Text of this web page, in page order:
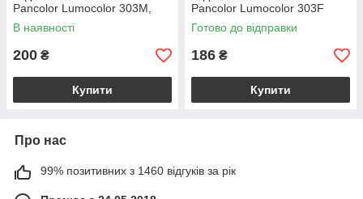
Pancolor Lumocolor 303M,
червоний 1,0 мм
В наявності
200 ₴
Купити
Pancolor Lumocolor 303F
синій 0,6 мм
Готово до відправки
186 ₴
Купити
Про нас
99% позитивних з 1460 відгуків за рік